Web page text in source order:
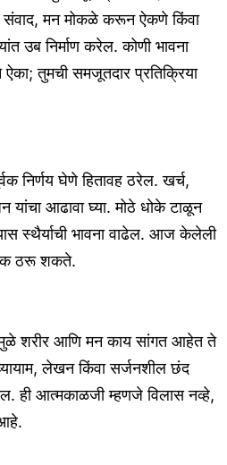
संवाद, मन मोकळे करून ऐकणे किंवा
उब निर्माण करेल. कोणी भावना
तुमची समजूतदार प्रतिक्रिया
निर्णय घेणे हितावह ठरेल. खर्च,
यांचा आढावा घ्या. मोठे धोके टाळून
स्थैर्याची भावना वाढेल. आज केलेली
ठरू शकते.
शरीर आणि मन काय सांगत आहेत ते
लेखन किंवा सर्जनशील छंद
ही आत्मकाळजी म्हणजे विलास नव्हे,